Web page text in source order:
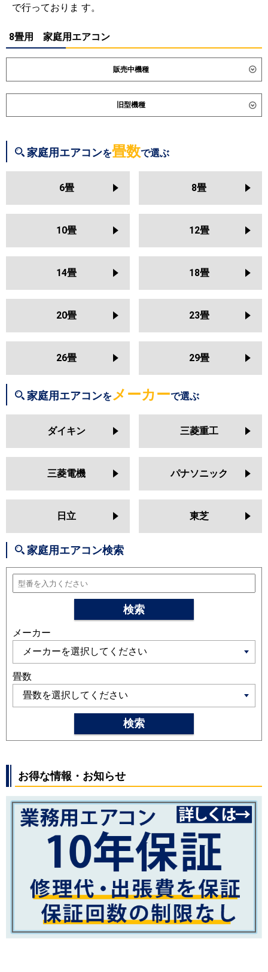
で行っておりま す。
8畳用 家庭用エアコン
販売中機種
ダイキン S256ATES S256ATCS
S256ATSS-K
東芝 RAS-2515T RAS-U251X
U251DX
RAS-U251DZ RAS-
U251DR
三菱電機 MSZ-KXV2526 MSZ-NXV2526
MSZ-HXV2526
MSZ-GV2526
MSZ-JXV2526 MSZ-ZXV2526
RAS-ZJ2526S
RAS-XJ2526S
RAS-VJ2525S RAS-ZJ2525S
SRK2526SK2
SRK2526TWF
SRK2526T SRK2526R SRK2526S
パナソニック CS-255DJ CS-255DGX CS-
255DEX
CS-255DHX CS-254DLX
旧型機種
S255ATRS
S254ATCS S254ATMS
S254ATAS S254ATRS S253ATES
S253ATCS
S253ATFS
S253ATMS S253ATRS S25ZTES
S25ZTCXS
S25ZTFXS
S25ZTVXS S25ZTMXS
S25ZTRXS
東芝 RAS-2514T RAS-N251X RAS-
N251DX
RAS-N251DZ RAS-
K251X
RAS-2513T RAS-K251DZ
RAS-K251DX
RAS-K251DRH
MSZ-AXV2525
MSZ-BXV2525
MSZ-JXV2525 MSZ-ZXV2525
MSZ-BXV2524
MSZ-JXV2524
MSZ-ZXV2524 MSZ-GV2523
MSZ-AXV2523
MSZ-JXV2523
MSZ-ZXV2523
MSZ-GV2522 MSZ-AXV2522
MSZ-BXV2522
MSZ-ZXV2522
日立 RAS-XJ2525S RAS-AJ25R RAS-
MJ25R RAS-V25R
RAS-XJ25R RAS-AJ25N
RAS-XJ25N
AJ25M RAS-V25M RAS-ZJ25M
三菱重工 SRK2525SK2
SRK2525T SRK2525R
SRK2524T
SRK2524S SRK2523T SRK2523R
SRK2522R
パナソニック CS-254DFL CS-254DJ CS-
254DGX
CS-254DEX CS-254DHX
CS-252DJ
CS-252DFL CS-
252DGX
CS-252DEX CS-251DAX
CS-252DX CS-252DLX
家庭用エアコンを畳数で選ぶ
6畳 8畳
10畳 12畳
14畳 18畳
20畳 23畳
26畳 29畳
家庭用エアコンをメーカーで選ぶ
ダイキン 三菱重工
三菱電機 パナソニック
日立 東芝
家庭用エアコン検索
検索
メーカー
畳数
検索
お得な情報・お知らせ